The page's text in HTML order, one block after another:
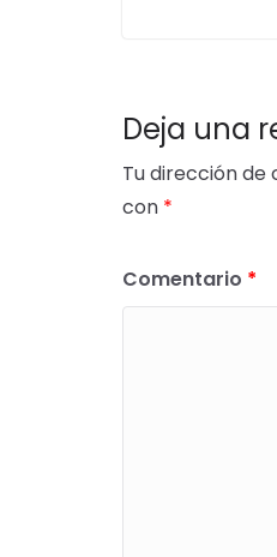
Deja una
Tu dirección
con *
Comentario *